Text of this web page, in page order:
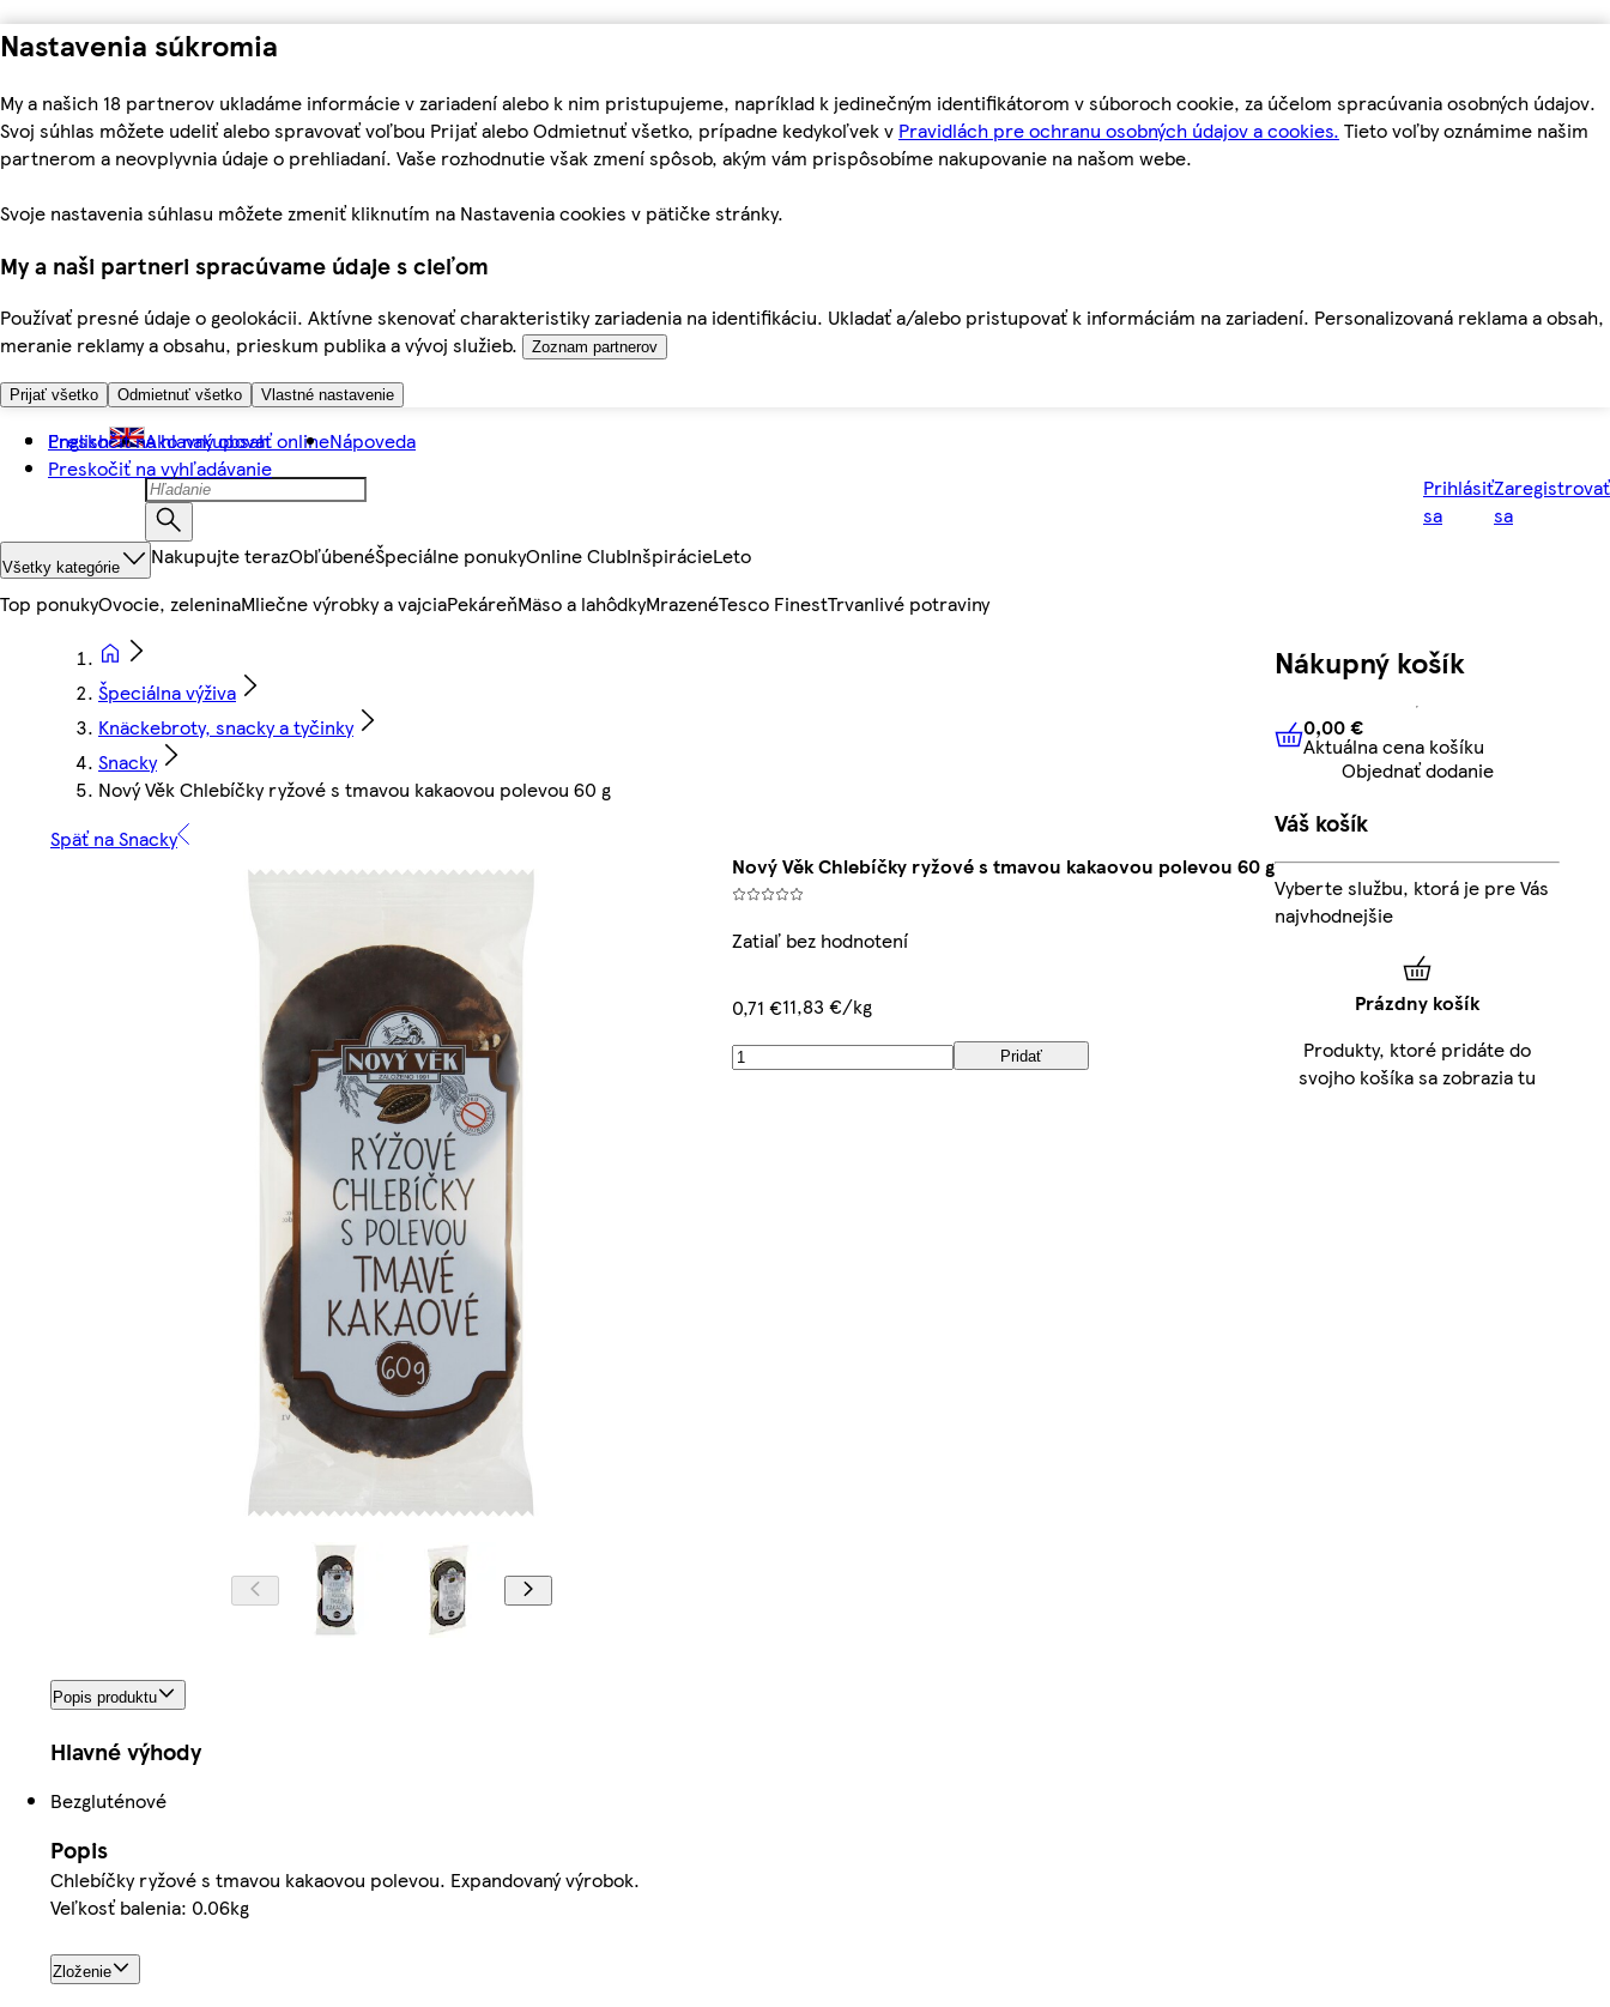
Nastavenia súkromia
My a našich 18 partnerov ukladáme informácie v zariadení alebo k nim pristupujeme, napríklad k jedinečným identifikátorom v súboroch cookie, za účelom spracúvania osobných údajov.
Svoj súhlas môžete udeliť alebo spravovať voľbou Prijať alebo Odmietnuť všetko, prípadne kedykoľvek v Pravidlách pre ochranu osobných údajov a cookies. Tieto voľby oznámime našim
partnerom a neovplyvnia údaje o prehliadaní. Vaše rozhodnutie však zmení spôsob, akým vám prispôsobíme nakupovanie na našom webe.
Svoje nastavenia súhlasu môžete zmeniť kliknutím na Nastavenia cookies v pätičke stránky.
My a naši partneri spracúvame údaje s cieľom
Používať presné údaje o geolokácii. Aktívne skenovať charakteristiky zariadenia na identifikáciu. Ukladať a/alebo pristupovať k informáciám na zariadení. Personalizovaná reklama a obsah,
meranie reklamy a obsahu, prieskum publika a vývoj služieb.
Zoznam partnerov
Prijať všetko Odmietnuť všetko Vlastné nastavenie
Preskočiť na hlavný obsah
Preskočiť na vyhľadávanie
English Ako nakupovať onlineNápoveda
Prihlásiť
sa
Zaregistrovať
sa
Všetky kategórie Nakupujte terazObľúbenéŠpeciálne ponukyOnline ClubInšpirácieLeto
Top ponukyOvocie, zeleninaMliečne výrobky a vajciaPekáreňMäso a lahôdkyMrazenéTesco FinestTrvanlivé potraviny
Špeciálna výživa
Knäckebroty, snacky a tyčinky
Snacky
Nový Věk Chlebíčky ryžové s tmavou kakaovou polevou 60 g
Späť na Snacky
Nový Věk Chlebíčky ryžové s tmavou kakaovou polevou 60 g
Zatiaľ bez hodnotení
0,71 €11,83 €/kg
Pridať
Popis produktu
Hlavné výhody
Bezgluténové
Popis
Chlebíčky ryžové s tmavou kakaovou polevou. Expandovaný výrobok.
Veľkosť balenia: 0.06kg
Zloženie
Nákupný košík
0,00 € Aktuálna cena košíku
0,00 €
Aktuálna cena košíku
Objednať dodanie
Váš košík
Vyberte službu, ktorá je pre Vás
najvhodnejšie
Prázdny košík
Produkty, ktoré pridáte do
svojho košíka sa zobrazia tu